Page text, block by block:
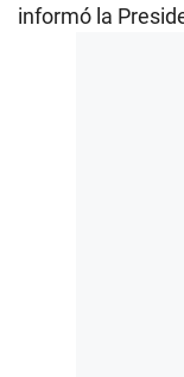
informó la